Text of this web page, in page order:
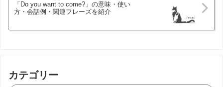
「Do you want to come?」の意味・使い
方・会話例・関連フレーズを紹介
カテゴリー